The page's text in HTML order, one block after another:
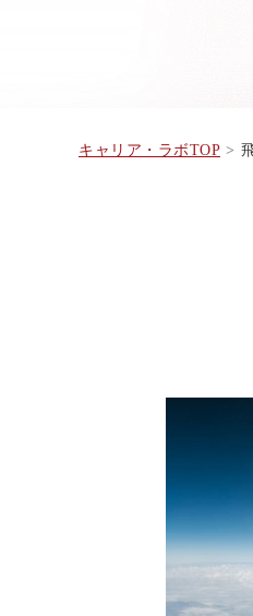
キャリア・ラボTOP